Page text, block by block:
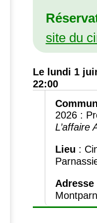
site du
Le lundi 1
22:00
2026 :
L’affaire
Lieu :
Adresse